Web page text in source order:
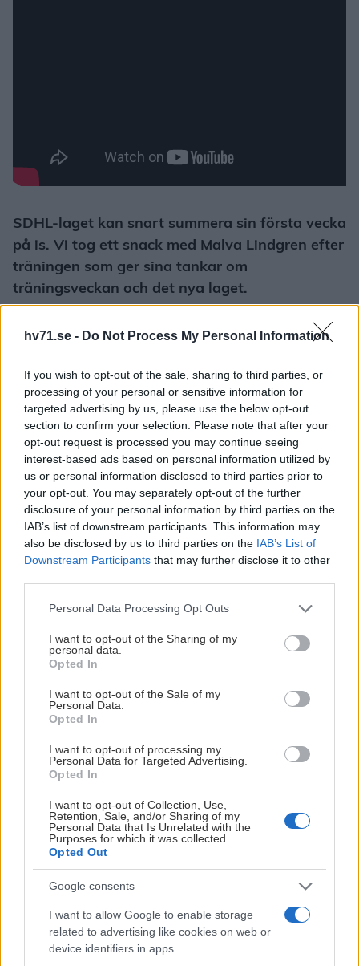
hv71.se - Do Not Process My Personal Information
If you wish to opt-out of the sale, sharing to third parties, or
processing of your personal or sensitive information for
targeted advertising by us, please use the below opt-out
section to confirm your selection. Please note that after your
opt-out request is processed you may continue seeing
interest-based ads based on personal information utilized by
us or personal information disclosed to third parties prior to
your opt-out. You may separately opt-out of the further
disclosure of your personal information by third parties on the
IAB’s list of downstream participants. This information may
also be disclosed by us to third parties on the IAB’s List of
Downstream Participants that may further disclose it to other
Please note that this website/app uses one or more Google
not limited to your visit or usage behaviour. You may click to
grant or deny consent to Google and its third-party tags to
use your data for below specified purposes in below Google
consent section.
Personal Data Processing Opt Outs
I want to opt-out of the Sharing of my
personal data.
Opted In
I want to opt-out of the Sale of my
Personal Data.
Opted In
I want to opt-out of processing my
Personal Data for Targeted Advertising.
Opted In
I want to opt-out of Collection, Use,
Retention, Sale, and/or Sharing of my
Personal Data that Is Unrelated with the
Purposes for which it was collected.
Opted Out
Google consents
I want to allow Google to enable storage
related to advertising like cookies on web or
device identifiers in apps.
SDHL-laget kan snart summera sin första vecka
på is. Vi tog ett snack med Malva Lindgren efter
träningen som ger sina tankar om
träningsveckan och det nya laget.
JOHAN FREIJD
NOAH PHILP BRYTER MED HV71 – SLUTAR SPELA
HOCKEY
Publicerad:2026-08-07 2 min läsning
IMAGO/Trinity Machan
Den kanadensiske centern Noah Philp skrev
kontrakt med HV71 tidigare under sommaren
och skulle då vara en av de sista pusselbitarna i
lagbygget inför säsong. Det kontraktet bryts nu
då Philp bestämt sig för att sluta med hockey.
Den 24 juni blev Noah Philp, som tidigare spelat i
Carolina Hurricanes organisation, klar för HV71 och
skrev då ett 1+1 årskontrakt. Nu har Philp meddelat
kommer att sluta med hockey med omedelbar verkan.
– Vi har haft en bra dialog med Noah under sommaren